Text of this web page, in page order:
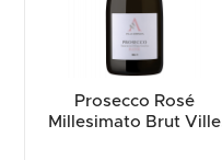
Prosecco Rosé
Millesimato Brut Ville